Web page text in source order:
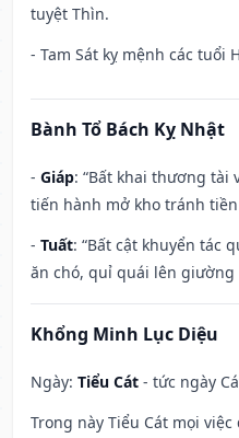
tuyệt Thìn.
- Tam Sát kỵ mệnh các tuổi
Bành Tổ Bách Kỵ Nhật
- Giáp: “Bất khai thương tài
tiến hành mở kho tránh
- Tuất: “Bất cật khuyển tác
ăn chó, quỉ quái lên giường
Khổng Minh Lục Diệu
Ngày: Tiểu Cát - tức ngày
Trong này Tiểu Cát mọi